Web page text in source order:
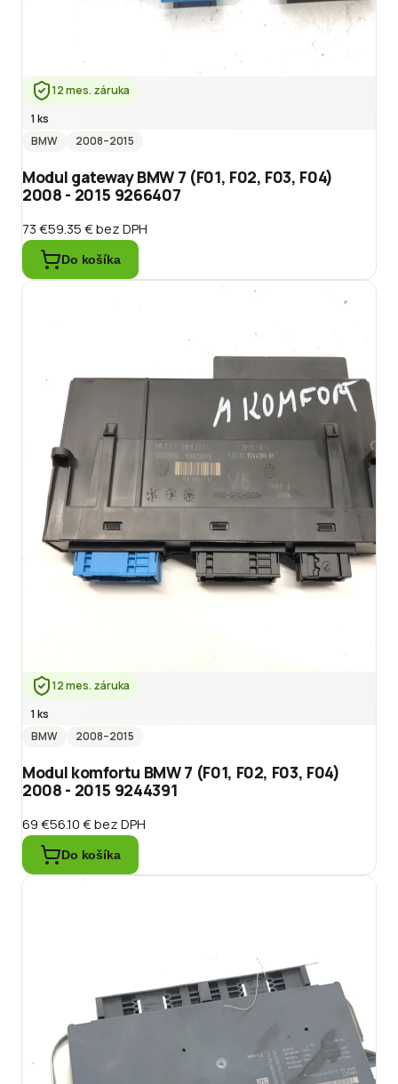
12 mes. záruka
1 ks
BMW
2008–2015
Modul gateway BMW 7 (F01, F02, F03, F04)
2008 - 2015 9266407
73 €59.35 €bez DPH
Do košíka
12 mes. záruka
1 ks
BMW
2008–2015
Modul komfortu BMW 7 (F01, F02, F03, F04)
2008 - 2015 9244391
69 €56.10 €bez DPH
Do košíka